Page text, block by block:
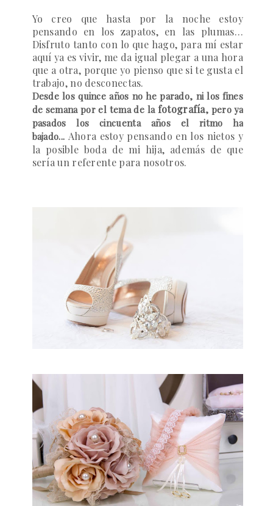
Yo creo que hasta por la noche estoy
pensando en los zapatos, en las plumas…
Disfruto tanto con lo que hago, para mí estar
aquí ya es vivir, me da igual plegar a una hora
que a otra, porque yo pienso que si te gusta el
trabajo, no desconectas.
Desde los quince años no he parado, ni los fines
de semana por el tema de la fotografía, pero ya
pasados los cincuenta años el ritmo ha
bajado... Ahora estoy pensando en los nietos y
la posible boda de mi hija, además de que
sería un referente para nosotros.